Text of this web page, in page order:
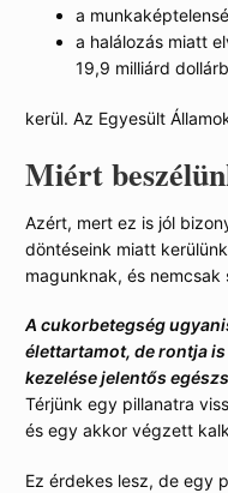
a
a halálozás miatt
19,9 milliárd
kerül. Az Egyesült
Miért
Azért, mert ez is jól
döntéseink miatt
magunknak, és
A cukorbetegség
élettartamot, de rontja
kezelése jelentős
Térjünk egy pillanatra
és egy akkor végzett
Ez érdekes lesz, de egy